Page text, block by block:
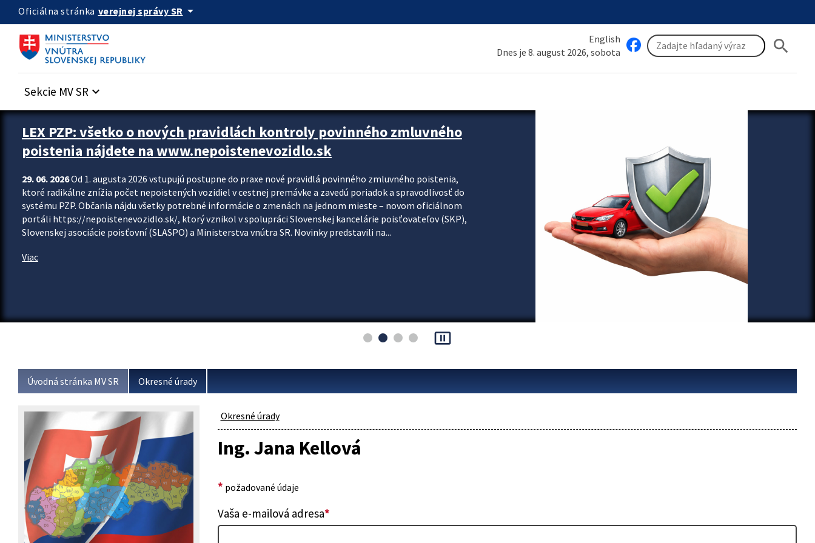
Preskocit na hlavný obsah
Oficiálna stránka verejnej správy SR arrow_drop_down
English
Dnes je 8. august 2026, sobota
search
Sekcie MV SR keyboard_arrow_down
Zastavit automatický posun upútavok
LEX PZP: všetko o nových pravidlách kontroly povinného zmluvného
poistenia nájdete na www.nepoistenevozidlo.sk
29. 06. 2026Od 1. augusta 2026 vstupujú postupne do praxe nové pravidlá povinného zmluvného poistenia,
ktoré radikálne znížia počet nepoistených vozidiel v cestnej premávke a zavedú poriadok a spravodlivosť do
systému PZP. Občania nájdu všetky potrebné informácie o zmenách na jednom mieste – novom oficiálnom
portáli https://nepoistenevozidlo.sk/, ktorý vznikol v spolupráci Slovenskej kancelárie poisťovateľov (SKP),
Slovenskej asociácie poisťovní (SLASPO) a Ministerstva vnútra SR. Novinky predstavili na...
Viac
pause_presentation
Úvodná stránka MV SR Okresné úrady
Okresné úrady
Ing. Jana Kellová
* požadované údaje
Vaša e-mailová adresa*